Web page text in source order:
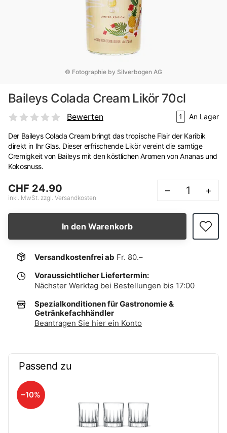
© Fotographie by Silverbogen AG
Baileys Colada Cream Likör 70cl
Bewerten 1 An Lager
Der Baileys Colada Cream bringt das tropische Flair der Karibik
direkt in Ihr Glas. Dieser erfrischende Likör vereint die samtige
Cremigkeit von Baileys mit den köstlichen Aromen von Ananas und
Kokosnuss.
CHF 24.90
inkl. MwSt. zzgl. Versandkosten
– +
In den Warenkorb
Versandkostenfrei ab Fr. 80.–
Voraussichtlicher Liefertermin:
Nächster Werktag bei Bestellungen bis 17:00
Spezialkonditionen für Gastronomie &
Getränkefachhändler
Beantragen Sie hier ein Konto
Passend zu
–10%